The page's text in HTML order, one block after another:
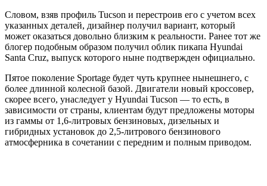
Словом, взяв профиль Tucson и перестроив его с учетом всех
указанных деталей, дизайнер получил вариант, который
может оказаться довольно близким к реальности. Ранее тот же
блогер подобным образом получил облик пикапа Hyundai
Santa Cruz, выпуск которого ныне подтвержден официально.
Пятое поколение Sportage будет чуть крупнее нынешнего, с
более длинной колесной базой. Двигатели новый кроссовер,
скорее всего, унаследует у Hyundai Tucson — то есть, в
зависимости от страны, клиентам будут предложены моторы
из гаммы от 1,6-литровых бензиновых, дизельных и
гибридных установок до 2,5-литрового бензинового
атмосферника в сочетании с передним и полным приводом.